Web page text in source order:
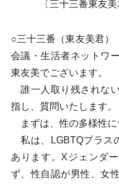
〔三十三番東友美
○三十三番（東友美君
会議・生活者ネットワ
東友美でございます。
誰一人取り残されな
指し、質問いたします。
まずは、性の多様性に
私は、LGBTQプラス
あります。Xジェンダ
ず、性自認が男性、女